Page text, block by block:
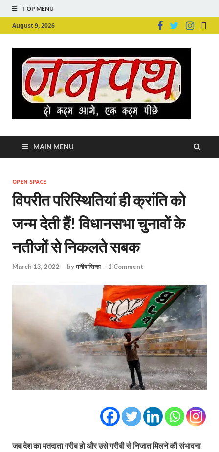
TOP MENU
August 9, 2026
MAIN MENU
OPEN SPACE
विपरीत परिस्थितियां ही क्रांति को
जन्म देती हैं! विधानसभा चुनावों के
नतीजों से निकलते सबक
March 13, 2022 - byमनीष सिन्हा - 1 Comment
जब देश का मतदाता गरीब हो और उसे गरीबी से निजात मिलने की संभावना